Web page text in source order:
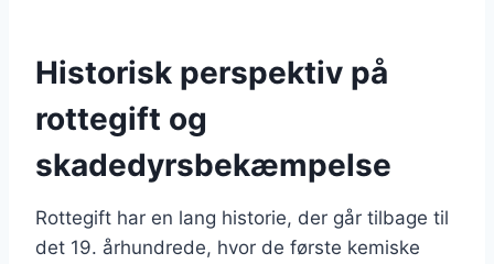
Historisk perspektiv på
rottegift og
skadedyrsbekæmpelse
Rottegift har en lang historie, der går tilbage til
det 19. århundrede, hvor de første kemiske